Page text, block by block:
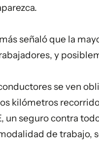
señaló que la
y
se ven
kilómetros
un seguro contra
de trabajo,